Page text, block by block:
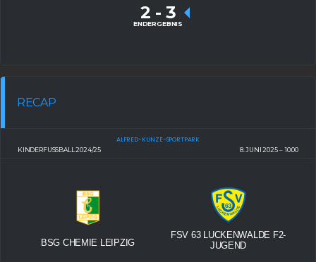
2 - 3
ENDERGEBNIS
RECAP
KINDERFUSSBALL 2024/25
ALFRED-KUNZE-SPORTPARK
8. JUNI 2025 10:00
BSG CHEMIE LEIPZIG
FSV 63 LUCKENWALDE F2-
JUGEND